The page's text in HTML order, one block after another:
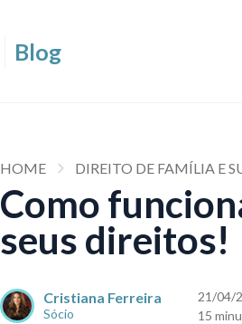
HOME DIREITO DE FAMÍLIA E
Como
seus direitos!
Cristiana Ferreira
Sócio
21/04/
15